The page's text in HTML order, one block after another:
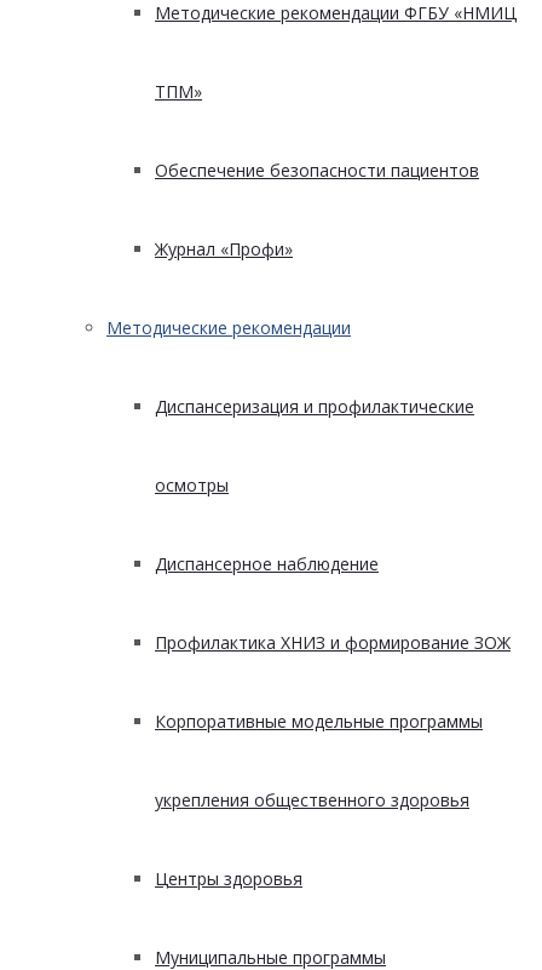
Методические рекомендации ФГБУ «НМИЦ
ТПМ»
Обеспечение безопасности пациентов
Журнал «Профи»
Методические рекомендации
Диспансеризация и профилактические
осмотры
Диспансерное наблюдение
Профилактика ХНИЗ и формирование ЗОЖ
Корпоративные модельные программы
укрепления общественного здоровья
Центры здоровья
Муниципальные программы